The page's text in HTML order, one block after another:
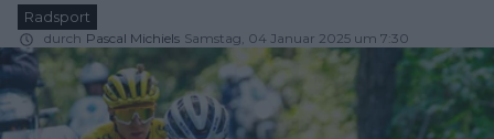
Radsport
durch Pascal Michiels Samstag, 04 Januar 2025 um 7:30